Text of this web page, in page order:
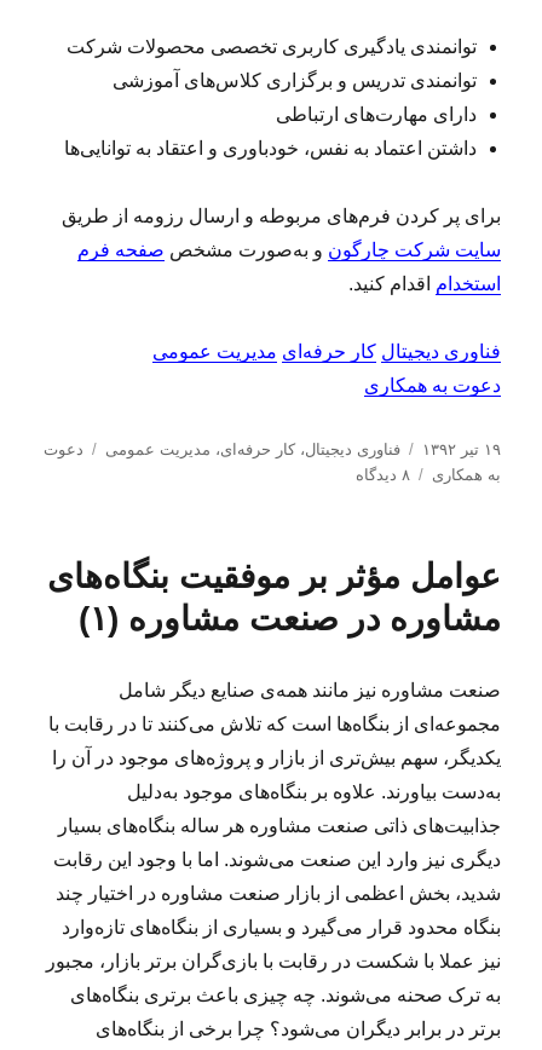
توانمندی یادگیری کاربری تخصصی محصولات شرکت
توانمندی تدریس و برگزاری کلاس‌های آموزشی
دارای مهارت‌های ارتباطی
داشتن اعتماد به ‌نفس، خودباوری و اعتقاد به توانایی‌ها
برای پر کردن فرم‌های مربوطه و ارسال رزومه‌ از طریق
سایت شرکت چارگون و به‌صورت مشخص صفحه فرم
استخدام اقدام کنید.
فناوری دیجیتال کار حرفه‌ای مدیریت عمومی
دعوت به همکاری
ا
ر
ش
ه
۱۹ تیر ۱۳۹۲
د
س
ا
فناوری دیجیتال،کار حرفه‌ای، مدیریت عمومی
بدعوت
به همکاری
۸ دیدگاه
د
ع
ه
ه
م
ا
ر
ر
ش
ر
ت
چ
عوامل مؤثر بر موفقیت بنگاه‌های
مشاوره در صنعت مشاوره (۱)
صنعت مشاوره نیز مانند همه‌ی صنایع دیگر شامل
مجموعه‌ای از بنگاه‌ها است که تلاش می‌کنند تا در رقابت با
یکدیگر، سهم بیش‌تری از بازار و پروژ‌ه‌های موجود در آن را
به‌دست بیاورند. علاوه بر بنگاه‌های موجود به‌دلیل
جذابیت‌های ذاتی صنعت مشاوره هر ساله بنگاه‌های بسیار
دیگری نیز وارد این صنعت می‌شوند. اما با وجود این رقابت
شدید، بخش اعظمی از بازار صنعت مشاوره در اختیار چند
بنگاه‌ محدود قرار می‌گیرد و بسیاری از بنگاه‌های تازه‌وارد
نیز عملا با شکست در رقابت با بازی‌گران برتر بازار، مجبور
به ترک صحنه می‌شوند. چه چیزی باعث برتری بنگاه‌های
برتر در برابر دیگران می‌شود؟ چرا برخی از بنگاه‌‌های